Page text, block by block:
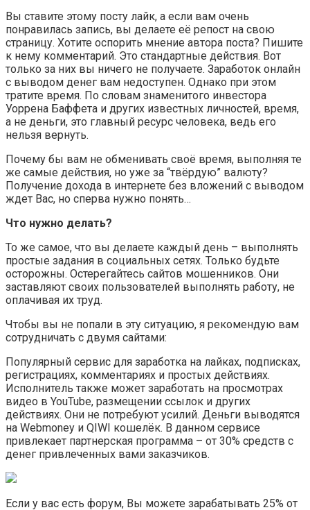
Вы ставите этому посту лайк, а если вам очень
понравилась запись, вы делаете её репост на свою
страницу. Хотите оспорить мнение автора поста? Пишите
к нему комментарий. Это стандартные действия. Вот
только за них вы ничего не получаете. Заработок онлайн
с выводом денег вам недоступен. Однако при этом
тратите время. По словам знаменитого инвестора
Уоррена Баффета и других известных личностей, время,
а не деньги, это главный ресурс человека, ведь его
нельзя вернуть.
Почему бы вам не обменивать своё время, выполняя те
же самые действия, но уже за “твёрдую” валюту?
Получение дохода в интернете без вложений с выводом
ждет Вас, но сперва нужно понять…
Что нужно делать?
То же самое, что вы делаете каждый день – выполнять
простые задания в социальных сетях. Только будьте
осторожны. Остерегайтесь сайтов мошенников. Они
заставляют своих пользователей выполнять работу, не
оплачивая их труд.
Чтобы вы не попали в эту ситуацию, я рекомендую вам
сотрудничать с двумя сайтами:
Популярный сервис для заработка на лайках, подписках,
регистрациях, комментариях и простых действиях.
Исполнитель также может заработать на просмотрах
видео в YouTube, размещении ссылок и других
действиях. Они не потребуют усилий. Деньги выводятся
на Webmoney и QIWI кошелёк. В данном сервисе
привлекает партнерская программа – от 30% средств с
денег привлеченных вами заказчиков.
Если у вас есть форум, Вы можете зарабатывать 25% от